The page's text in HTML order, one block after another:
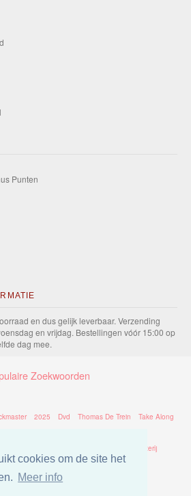
cookies om de site het
Meer info
Punten
en dus gelijk leverbaar. Verzending
en vrijdag. Bestellingen vóór 15:00 op
dag mee.
Zoekwoorden
2025 Dvd Thomas De Trein Take Along
Batterij
Puzzel Thomas Take Along